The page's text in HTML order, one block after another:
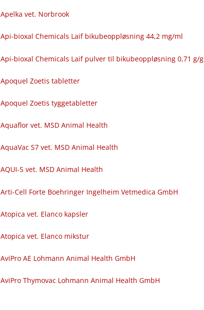
Apelka vet. Norbrook
Api-bioxal Chemicals Laif bikubeoppløsning 44,2 mg/ml
Api-bioxal Chemicals Laif pulver til bikubeoppløsning 0,71 g/g
Apoquel Zoetis tabletter
Apoquel Zoetis tyggetabletter
Aquaflor vet. MSD Animal Health
AquaVac S7 vet. MSD Animal Health
AQUI-S vet. MSD Animal Health
Arti-Cell Forte Boehringer Ingelheim Vetmedica GmbH
Atopica vet. Elanco kapsler
Atopica vet. Elanco mikstur
AviPro AE Lohmann Animal Health GmbH
AviPro Thymovac Lohmann Animal Health GmbH